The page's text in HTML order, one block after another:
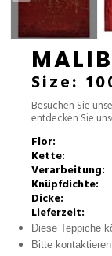
Size:
Besuchen Sie
entdecken Sie
Flor:
Kette:
Verarbeitung:
Knüpfdichte:
Dicke:
Lieferzeit:
Diese Teppiche
Bitte